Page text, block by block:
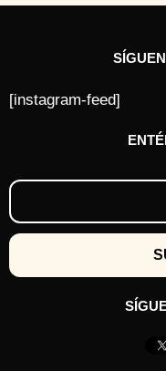
[instagram-feed]